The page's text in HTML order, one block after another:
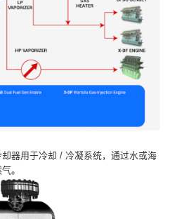
器用于冷却 / 冷凝系统，通过水或海
。